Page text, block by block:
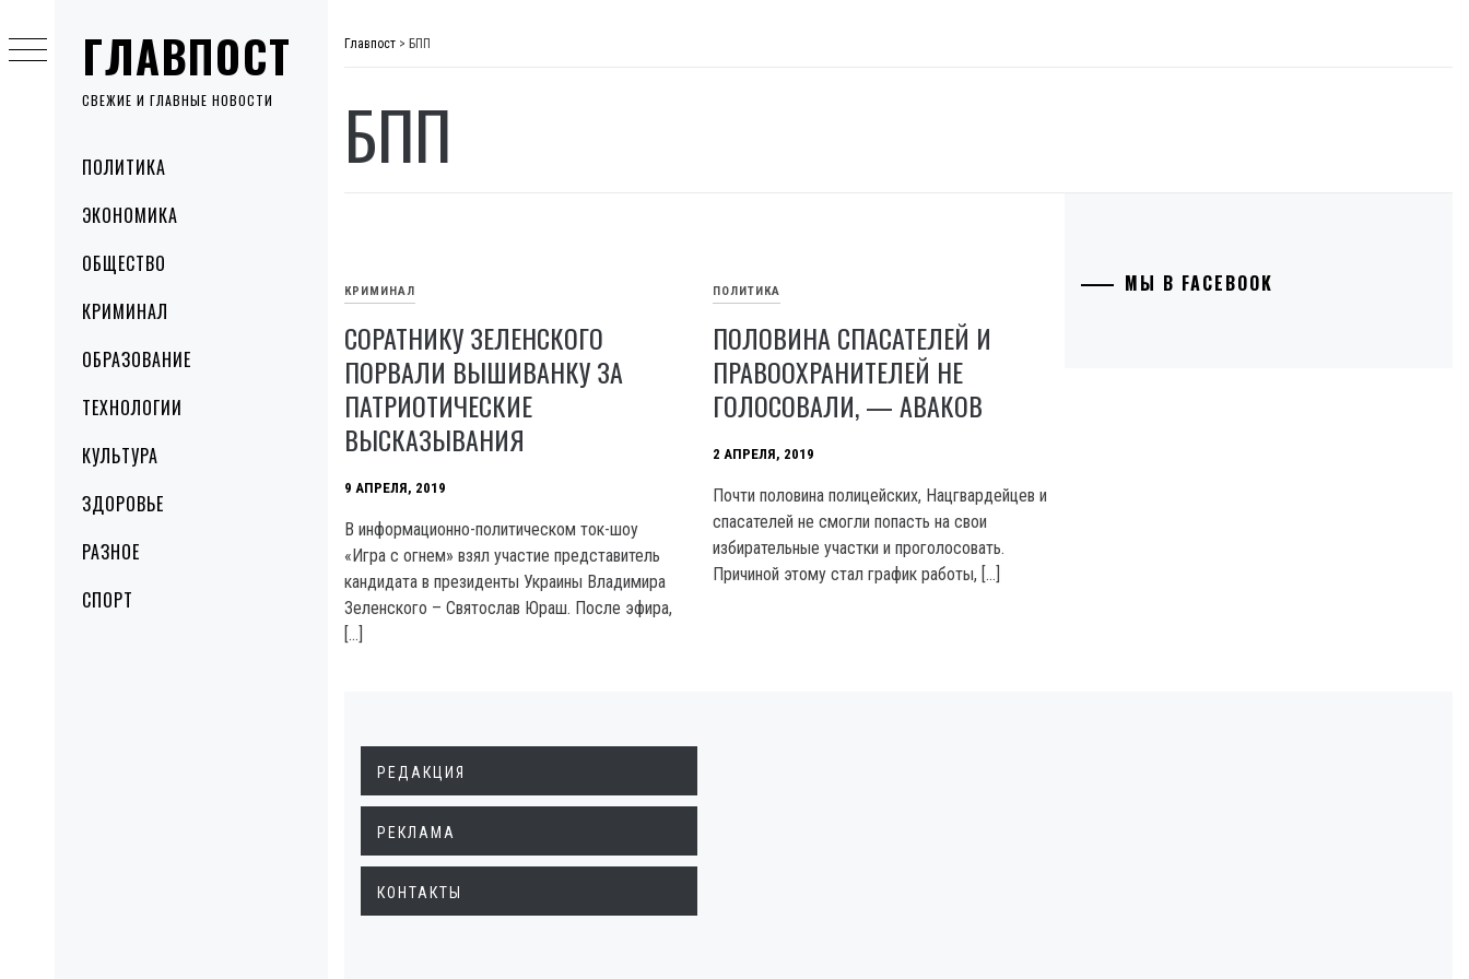
ГЛАВПОСТ
СВЕЖИЕ И ГЛАВНЫЕ НОВОСТИ
MenuПОЛИТИКА
ЭКОНОМИКА
ОБЩЕСТВО
КРИМИНАЛ
ОБРАЗОВАНИЕ
ТЕХНОЛОГИИ
КУЛЬТУРА
ЗДОРОВЬЕ
РАЗНОЕ
СПОРТ
to
content
Главпост > БПП
БПП
КРИМИНАЛ
СОРАТНИКУ ЗЕЛЕНСКОГО
ПОРВАЛИ ВЫШИВАНКУ ЗА
ПАТРИОТИЧЕСКИЕ
ВЫСКАЗЫВАНИЯ
9 АПРЕЛЯ, 2019
В информационно-политическом ток-шоу
«Игра с огнем» взял участие представитель
кандидата в президенты Украины Владимира
Зеленского – Святослав Юраш. После эфира,
[…]
ПОЛИТИКА
ПОЛОВИНА СПАСАТЕЛЕЙ И
ПРАВООХРАНИТЕЛЕЙ НЕ
ГОЛОСОВАЛИ, — АВАКОВ
2 АПРЕЛЯ, 2019
Почти половина полицейских, Нацгвардейцев и
спасателей не смогли попасть на свои
избирательные участки и проголосовать.
Причиной этому стал график работы, […]
МЫ В FACEBOOK
РЕДАКЦИЯ
РЕКЛАМА
КОНТАКТЫ